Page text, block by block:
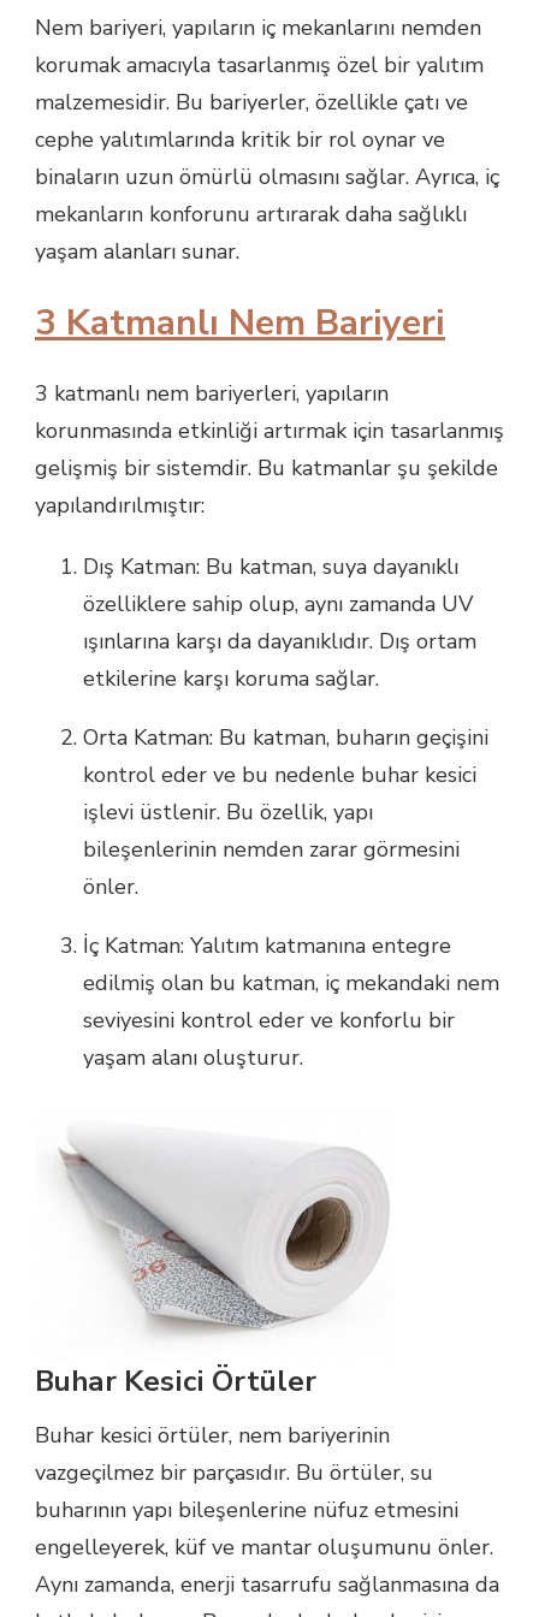
Nem bariyeri, yapıların iç mekanlarını nemden
korumak amacıyla tasarlanmış özel bir yalıtım
malzemesidir. Bu bariyerler, özellikle çatı ve
cephe yalıtımlarında kritik bir rol oynar ve
binaların uzun ömürlü olmasını sağlar. Ayrıca, iç
mekanların konforunu artırarak daha sağlıklı
yaşam alanları sunar.
3 Katmanlı Nem Bariyeri
3 katmanlı nem bariyerleri, yapıların
korunmasında etkinliği artırmak için tasarlanmış
gelişmiş bir sistemdir. Bu katmanlar şu şekilde
yapılandırılmıştır:
Dış Katman: Bu katman, suya dayanıklı
özelliklere sahip olup, aynı zamanda UV
ışınlarına karşı da dayanıklıdır. Dış ortam
etkilerine karşı koruma sağlar.
Orta Katman: Bu katman, buharın geçişini
kontrol eder ve bu nedenle buhar kesici
işlevi üstlenir. Bu özellik, yapı
bileşenlerinin nemden zarar görmesini
önler.
İç Katman: Yalıtım katmanına entegre
edilmiş olan bu katman, iç mekandaki nem
seviyesini kontrol eder ve konforlu bir
yaşam alanı oluşturur.
Buhar Kesici Örtüler
Buhar kesici örtüler, nem bariyerinin
vazgeçilmez bir parçasıdır. Bu örtüler, su
buharının yapı bileşenlerine nüfuz etmesini
engelleyerek, küf ve mantar oluşumunu önler.
Aynı zamanda, enerji tasarrufu sağlanmasına da